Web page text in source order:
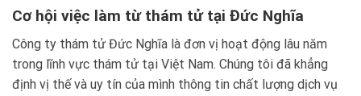
Cơ hội việc làm từ thám tử tại Đức Nghĩa
Công ty thám tử Đức Nghĩa là đơn vị hoạt động lâu năm
trong lĩnh vực thám tử tại Việt Nam. Chúng tôi đã khẳng
định vị thế và uy tín của mình thông tin chất lượng dịch vụ